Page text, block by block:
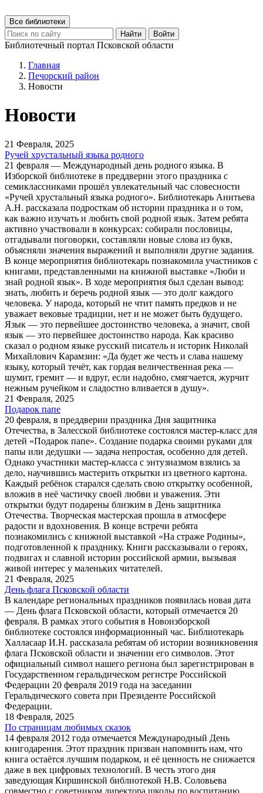
Все библиотеки
Найти
Войти
Библиотечный портал Псковской области
Главная
Печорский район
Новости
Новости
21 Февраля, 2025
Ручей хрустальный языка родного
21 февраля — Международный день родного языка. В
Изборской библиотеке в преддверии этого праздника с
семиклассниками прошёл увлекательный час словесности
«Ручей хрустальный языка родного». Библиотекарь Анитьева
А.Н. рассказала подросткам об истории праздника и о том,
как важно изучать и любить свой родной язык. Затем ребята
активно участвовали в конкурсах: собирали пословицы,
отгадывали поговорки, составляли новые слова из букв,
объясняли значения выражений и выполняли другие задания.
В конце мероприятия библиотекарь познакомила участников с
книгами, представленными на книжной выставке «Люби и
знай родной язык». В ходе мероприятия был сделан вывод:
знать, любить и беречь родной язык — это долг каждого
человека. У народа, который не чтит память предков и не
уважает вековые традиции, нет и не может быть будущего.
Язык — это первейшее достоинство человека, а значит, свой
язык — это первейшее достоинство народа. Как красиво
сказал о родном языке русский писатель и историк Николай
Михайлович Карамзин: «Да будет же честь и слава нашему
языку, который течёт, как гордая величественная река —
шумит, гремит — и вдруг, если надобно, смягчается, журчит
нежным ручейком и сладостно вливается в душу».
21 Февраля, 2025
Подарок папе
20 февраля, в преддверии праздника Дня защитника
Отечества, в Залесской библиотеке состоялся мастер-класс для
детей «Подарок папе». Создание подарка своими руками для
папы или дедушки — задача непростая, особенно для детей.
Однако участники мастер-класса с энтузиазмом взялись за
дело, научившись мастерить открытки из цветного картона.
Каждый ребёнок старался сделать свою открытку особенной,
вложив в неё частичку своей любви и уважения. Эти
открытки будут подарены близким в День защитника
Отечества. Творческая мастерская прошла в атмосфере
радости и вдохновения. В конце встречи ребята
познакомились с книжной выставкой «На страже Родины»,
подготовленной к празднику. Книги рассказывали о героях,
подвигах и славной истории российской армии, вызывая
живой интерес у маленьких читателей.
21 Февраля, 2025
День флага Псковской области
В календаре региональных праздников появилась новая дата
— День флага Псковской области, который отмечается 20
февраля. В рамках этого события в Новоизборской
библиотеке состоялся информационный час. Библиотекарь
Халласаар И.Н. рассказала ребятам об истории возникновения
флага Псковской области и значении его символов. Этот
официальный символ нашего региона был зарегистрирован в
Государственном геральдическом регистре Российской
Федерации 20 февраля 2019 года на заседании
Геральдического совета при Президенте Российской
Федерации.
18 Февраля, 2025
По страницам любимых сказок
14 февраля 2012 года отмечается Международный День
книгодарения. Этот праздник призван напомнить нам, что
книга остаётся лучшим подарком, и её ценность не снижается
даже в век цифровых технологий. В честь этого дня
заведующая Киршинской библиотекой Н.В. Соловьева
совместно с советником директора школы по воспитанию